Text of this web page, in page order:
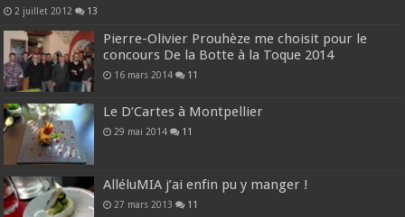
2 juillet 2012 13
Pierre-Olivier Prouhèze me choisit pour le
concours De la Botte à la Toque 2014
16 mars 2014 11
Le D’Cartes à Montpellier
29 mai 2014 11
AlléluMIA j’ai enfin pu y manger !
27 mars 2013 11